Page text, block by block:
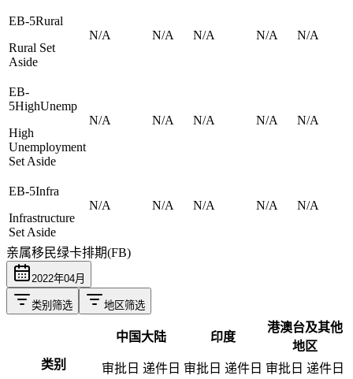
EB-5Rural
Rural Set
Aside
N/A N/A N/A N/A N/A
EB-
5HighUnemp
High
Unemployment
Set Aside
N/A N/A N/A N/A N/A
EB-5Infra
Infrastructure
Set Aside
N/A N/A N/A N/A N/A
亲属移民绿卡排期(FB)
2022年04月
类别筛选 地区筛选
类别
中国大陆 印度
港澳台及其他
地区
审批日 递件日 审批日 递件日 审批日 递件日